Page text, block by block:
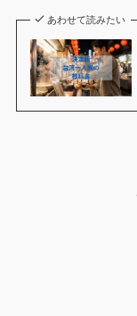
あわせて読みたい